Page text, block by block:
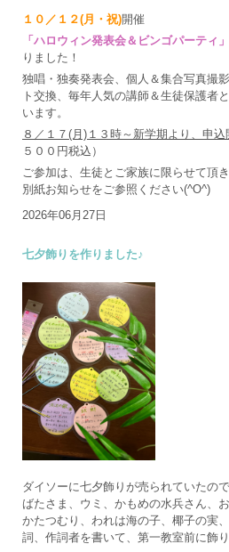
１０／１２(月・祝)開催
「ハロウィン発表会＆ビンゴパーティ」
りました！
独唱・独奏発表会、個人＆集合写真撮
ト交換、毎年人気の講師＆生徒保護者
います。
８／１７(月)１３時～新学期より、申込
５００円税込）
ご参加は、生徒とご家族に限らせて頂
別紙お知らせをご参照ください(^O^)
2026年06月27日
七夕飾りを作りました♪
ダイソーに七夕飾りが売られていたの
ばたさま、ウミ、かもめの水兵さん、
かたつむり、われは海の子、椰子の実
詞、作詞者を書いて、第一教室前に飾